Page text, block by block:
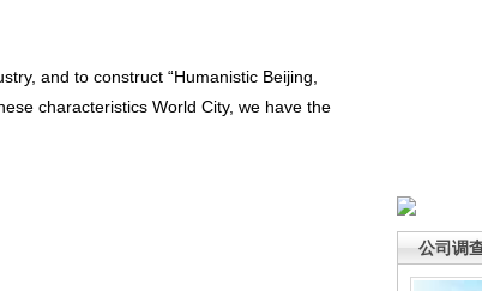
公司调
and to construct “Humanistic Beijing,
characteristics World City, we have the